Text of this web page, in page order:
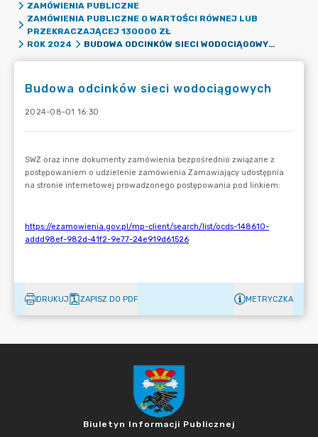
ZAMÓWIENIA PUBLICZNE
ZAMÓWIENIA PUBLICZNE O WARTOŚCI RÓWNEJ LUB
PRZEKRACZAJĄCEJ 130000 ZŁ
ROK 2024
BUDOWA ODCINKÓW SIECI WODOCIĄGOWYCH
Budowa odcinków sieci wodociągowych
2024-08-01 16:30
DRUKUJ ZAPISZ DO PDF METRYCZKA
Biuletyn Informacji Publicznej